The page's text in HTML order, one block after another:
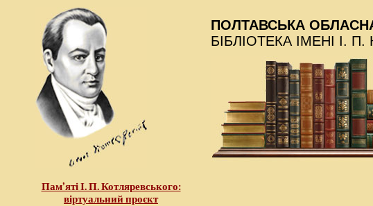
Пам’яті І. П. Котляревського:
віртуальний проєкт
ПОЛТАВСЬКА
БІБЛІОТЕКА ІМЕНІ І.